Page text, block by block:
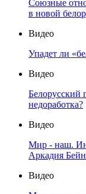
Союзные
в новой
Видео
Упадет ли
Видео
Белорусский
недоработка?
Видео
Мир - наш.
Аркадия
Видео